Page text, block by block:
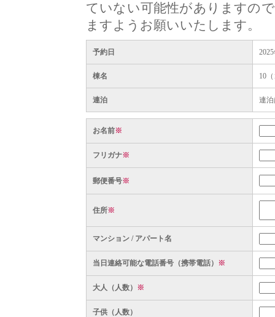
ていない可能性がありますの
ますようお願いいたします。
予約日
棟名 10
連泊 連
お名前※
フリガナ※
郵便番号※
住所※
マンション / アパート名
当日連絡可能な電話番号（携帯電話） ※
大人（人数） ※
子供（人数）